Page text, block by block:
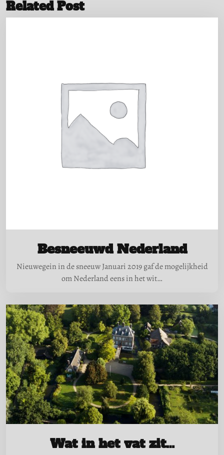
Related Post
Besneeuwd Nederland
Nieuwegein in de sneeuw Januari 2019 gaf de mogelijkheid
om Nederland eens in het wit…
Wat in het vat zit…